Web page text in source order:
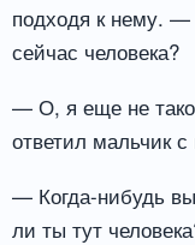
подходя к нему.
сейчас человека?
— О, я еще не
ответил мальчик
— Когда-нибудь
ли ты тут